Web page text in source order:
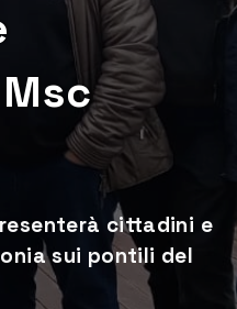
cittadini e
sui pontili del